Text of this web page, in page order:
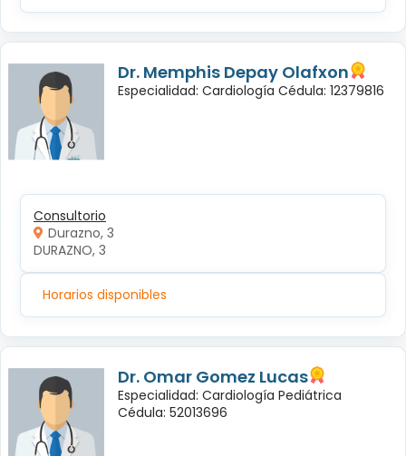
Dr. Memphis Depay Olafxon
Especialidad: Cardiología Cédula: 12379816
Consultorio
Durazno, 3
DURAZNO, 3
Horarios disponibles
Dr. Omar Gomez Lucas
Especialidad: Cardiología Pediátrica
Cédula: 52013696